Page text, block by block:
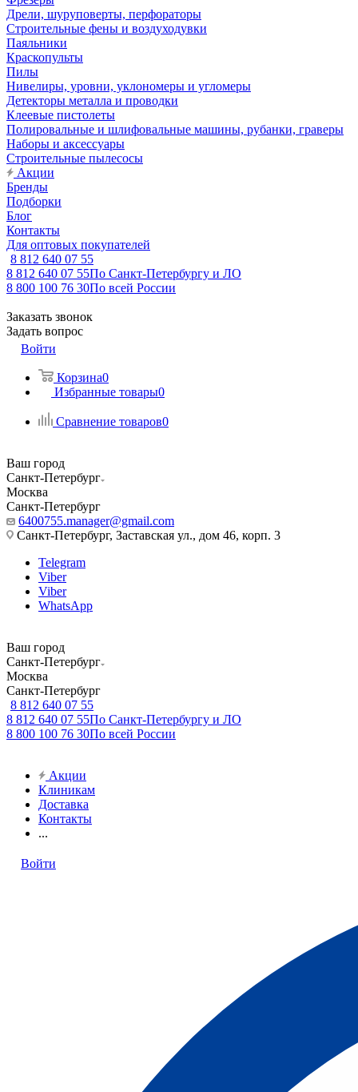
Дрели, шуруповерты, перфораторы
Строительные фены и воздуходувки
Паяльники
Краскопульты
Пилы
Нивелиры, уровни, уклономеры и угломеры
Детекторы металла и проводки
Клеевые пистолеты
Полировальные и шлифовальные машины, рубанки, граверы
Наборы и аксессуары
Строительные пылесосы
Акции
Бренды
Подборки
Блог
Контакты
Для оптовых покупателей
8 812 640 07 55
8 812 640 07 55По Санкт-Петербургу и ЛО
8 800 100 76 30По всей России
Заказать звонок
Задать вопрос
Войти
Корзина0
Избранные товары0
Сравнение товаров0
Ваш город
Санкт-Петербург
Москва
Санкт-Петербург
6400755.manager@gmail.com
Санкт-Петербург, Заставская ул., дом 46, корп. 3
Telegram
Viber
Viber
WhatsApp
Ваш город
Санкт-Петербург
Москва
Санкт-Петербург
8 812 640 07 55
8 812 640 07 55По Санкт-Петербургу и ЛО
8 800 100 76 30По всей России
Акции
Клиникам
Доставка
Контакты
...
Войти